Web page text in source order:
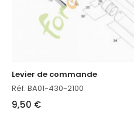
Levier de commande
Réf. BA01-430-2100
9,50 €